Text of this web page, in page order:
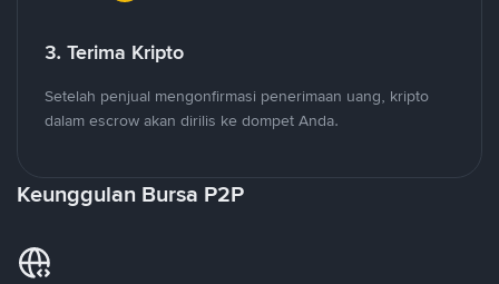
3. Terima Kripto
Setelah penjual mengonfirmasi penerimaan uang, kripto
dalam escrow akan dirilis ke dompet Anda.
Keunggulan Bursa P2P